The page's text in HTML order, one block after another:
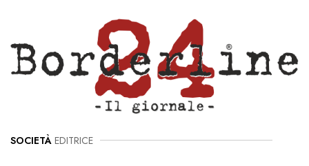
SOCIETÀ EDITRICE